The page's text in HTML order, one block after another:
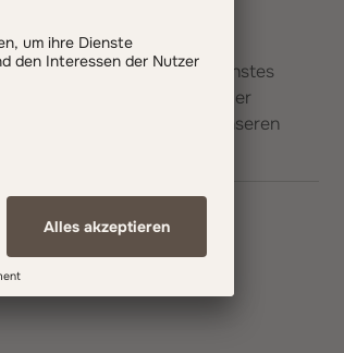
des oben genannten Dienstes
Vertrag, der
nur nach unseren